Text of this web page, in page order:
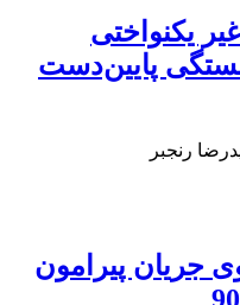
یکنواختی
پایین‌دست
رنجبر
جریان پیرامون